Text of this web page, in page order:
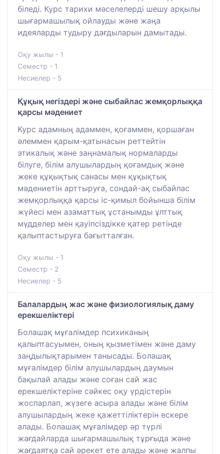
біледі. Курс тарихи мәселелерді шешу арқылы
шығармашылық ойлауды және жаңа
идеяларды тудыру дағдыларын дамытады.
Оқу жылы - 1
Семестр - 1
Несиелер - 5
Құқық негіздері және сыбайлас жемқорлыққа
қарсы мәдениет
Курс адамның адаммен, қоғаммен, қоршаған
әлеммен қарым-қатынасын реттейтін
этикалық және заңнамалық нормаларды
білуге, білім алушылардың қоғамдық және
жеке құқықтық санасы мен құқықтық
мәдениетін арттыруға, сондай-ақ сыбайлас
жемқорлыққа қарсы іс-қимыл бойынша білім
жүйесі мен азаматтық ұстанымды ұлттық
мүдделер мен қауіпсіздікке қатер ретінде
қалыптастыруға бағытталған.
Оқу жылы - 1
Семестр - 2
Несиелер - 5
Балалардың жас және физиологиялық даму
ерекшеліктері
Болашақ мұғалімдер психиканың
қалыптасуымен, оның қызметімен және даму
заңдылықтарымен танысады. Болашақ
мұғалімдер білім алушылардың даумын
бақылай алады және соған сай жас
ерекшеліктеріне сәйкес оқу үрдістерін
жоспарлап, жүзеге асыра алады және білім
алушылардың жеке қажеттіліктерін ескере
алады. Болашақ мұғалімдер әр түрлі
жағдайларда шығармашылық тұрғыда және
жағдаятқа сай әрекет ете алады және жалпы